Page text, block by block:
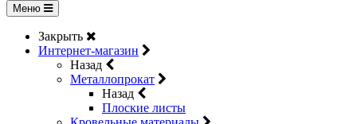
Меню
Закрыть
Интернет-магазин
Назад
Металлопрокат
Назад
Плоские листы